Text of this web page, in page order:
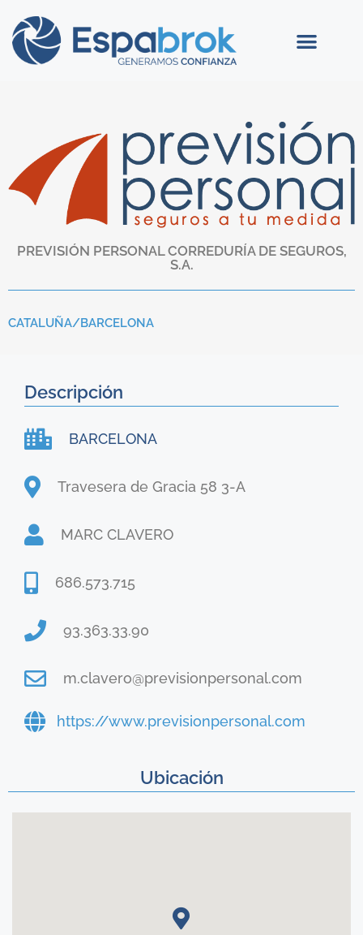
PREVISIÓN PERSONAL CORREDURÍA DE SEGUROS,
S.A.
CATALUÑA/BARCELONA
Descripción
BARCELONA
Travesera de Gracia 58 3-A
MARC CLAVERO
686.573.715
93.363.33.90
m.clavero@previsionpersonal.com
https://www.previsionpersonal.com
Ubicación